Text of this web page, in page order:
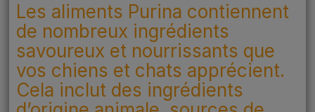
Les aliments Purina contiennent
de nombreux ingrédients
savoureux et nourrissants que
vos chiens et chats apprécient.
Cela inclut des ingrédients